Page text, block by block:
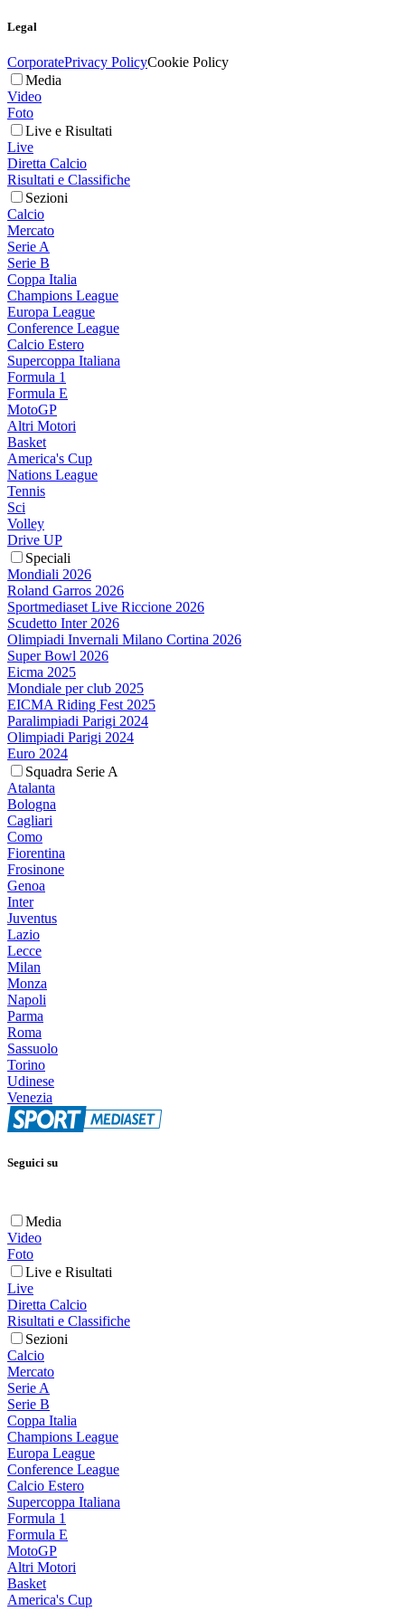
Legal
CorporatePrivacy PolicyCookie Policy
Media
Video
Foto
Live e Risultati
Live
Diretta Calcio
Risultati e Classifiche
Sezioni
Calcio
Mercato
Serie A
Serie B
Coppa Italia
Champions League
Europa League
Conference League
Calcio Estero
Supercoppa Italiana
Formula 1
Formula E
MotoGP
Altri Motori
Basket
America's Cup
Nations League
Tennis
Sci
Volley
Drive UP
Speciali
Mondiali 2026
Roland Garros 2026
Sportmediaset Live Riccione 2026
Scudetto Inter 2026
Olimpiadi Invernali Milano Cortina 2026
Super Bowl 2026
Eicma 2025
Mondiale per club 2025
EICMA Riding Fest 2025
Paralimpiadi Parigi 2024
Olimpiadi Parigi 2024
Euro 2024
Squadra Serie A
Atalanta
Bologna
Cagliari
Como
Fiorentina
Frosinone
Genoa
Inter
Juventus
Lazio
Lecce
Milan
Monza
Napoli
Parma
Roma
Sassuolo
Torino
Udinese
Venezia
Seguici su
Media
Video
Foto
Live e Risultati
Live
Diretta Calcio
Risultati e Classifiche
Sezioni
Calcio
Mercato
Serie A
Serie B
Coppa Italia
Champions League
Europa League
Conference League
Calcio Estero
Supercoppa Italiana
Formula 1
Formula E
MotoGP
Altri Motori
Basket
America's Cup